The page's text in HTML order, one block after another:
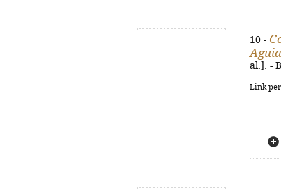
10 -
al.]. -
Link